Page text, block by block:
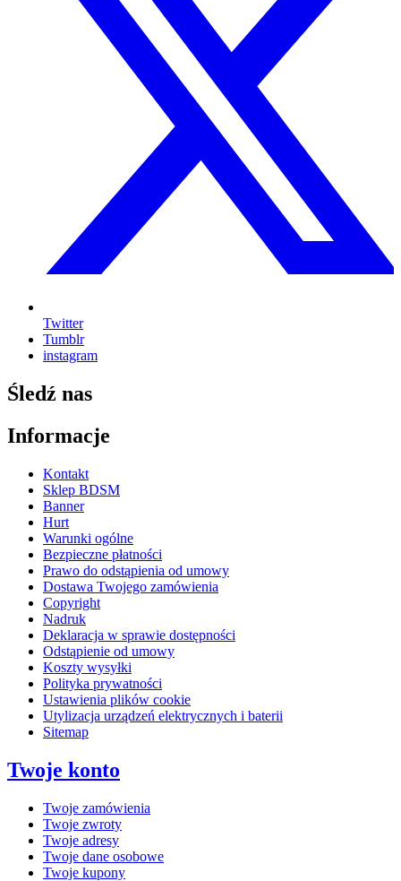
Twitter
Tumblr
instagram
Śledź nas
Informacje
Kontakt
Sklep BDSM
Banner
Hurt
Warunki ogólne
Bezpieczne płatności
Prawo do odstąpienia od umowy
Dostawa Twojego zamówienia
Copyright
Nadruk
Deklaracja w sprawie dostępności
Odstąpienie od umowy
Koszty wysyłki
Polityka prywatności
Ustawienia plików cookie
Utylizacja urządzeń elektrycznych i baterii
Sitemap
Twoje konto
Twoje zamówienia
Twoje zwroty
Twoje adresy
Twoje dane osobowe
Twoje kupony